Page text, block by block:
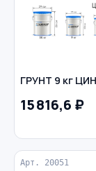
ГРУНТ 9 кг
15 816,6 ₽
Арт. 20051